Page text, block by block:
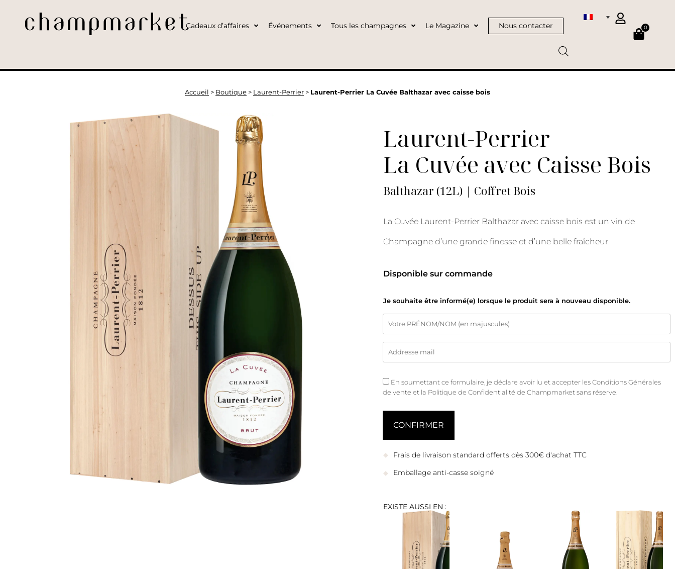
Cadeaux d’affaires Événements Tous les champagnes Le Magazine Nous contacter 0
Accueil > Boutique > Laurent-Perrier > Laurent-Perrier La Cuvée Balthazar avec caisse bois
Laurent-Perrier
La Cuvée avec Caisse Bois
Balthazar (12L) | Coffret Bois
La Cuvée Laurent-Perrier Balthazar avec caisse bois est un vin de
Champagne d’une grande finesse et d’une belle fraîcheur.
Disponible sur commande
Je souhaite être informé(e) lorsque le produit sera à nouveau disponible.
En soumettant ce formulaire, je déclare avoir lu et accepter lesConditions Générales
de venteet la Politique de Confidentialitéde Champmarket sans réserve.
Frais de livraison standard offerts dès 300€ d'achat TTC
Emballage anti-casse soigné
EXISTE AUSSI EN :